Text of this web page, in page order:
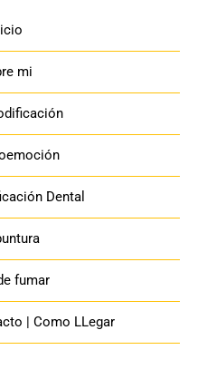
mi
Dental
fumar
| Como LLegar